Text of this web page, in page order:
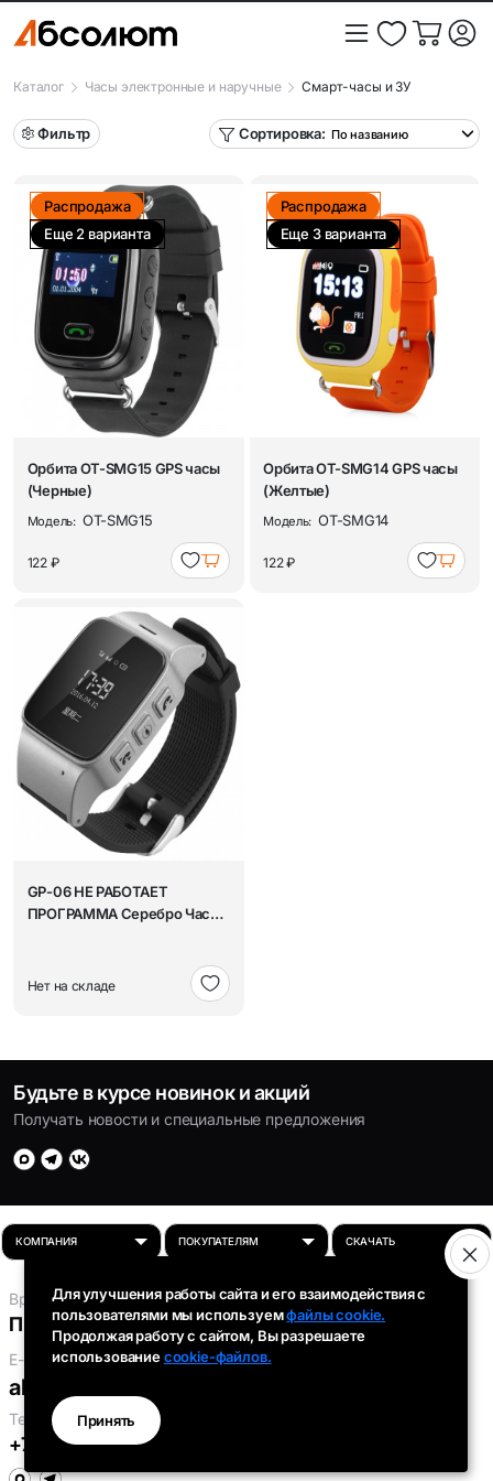
Каталог Часы электронные и наручные Смарт-часы и ЗУ
Фильтр Сортировка:
Распродажа
Еще 2 варианта
Орбита OT-SMG15 GPS часы
(Черные)
Модель: OT-SMG15
122 ₽
Распродажа
Еще 3 варианта
Орбита OT-SMG14 GPS часы
(Желтые)
Модель: OT-SMG14
122 ₽
GP-06 НЕ РАБОТАЕТ
ПРОГРАММА Серебро Часы
Нет на складе
Будьте в курсе новинок и акций
Получать новости и специальные предложения
Время работы:
Пн-Пт: 8:00 - 16:30
E-mail:
absolut-tds@inbox.ru
Телефоны:
+7 (343) 301-91-93
Для улучшения работы сайта и его взаимодействия с
пользователями мы используемфайлы cookie.
Продолжая работу с сайтом, Вы разрешаете
использованиеcookie-файлов.
Принять